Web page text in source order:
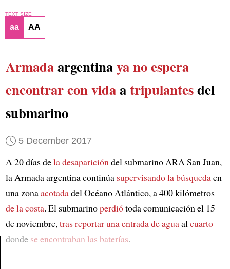
TEXT SIZE
aa AA
Armadaargentinaya no espera
encontrarcon vidaatripulantesdel
submarino
5 December 2017
A 20 días dela desaparicióndel submarino ARA San Juan,
la Armada argentina continúa supervisando la búsquedaen
una zonaacotadadel Océano Atlántico, a 400 kilómetros
de la costa. El submarinoperdiótoda comunicación el 15
de noviembre,tras reportaruna entrada de aguaalcuarto
donde se encontraban las baterías.